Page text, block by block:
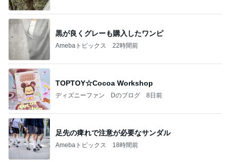
黒が良くグレーも購入したワンピ
Amebaトピックス 22時間前
TOPTOY☆Cocoa Workshop
ディズニーファン Dのブログ 8日前
足先の痺れで注意が必要なサンダル
Amebaトピックス 18時間前